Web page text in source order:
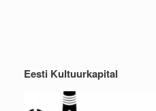
Eesti Kultuurkapital